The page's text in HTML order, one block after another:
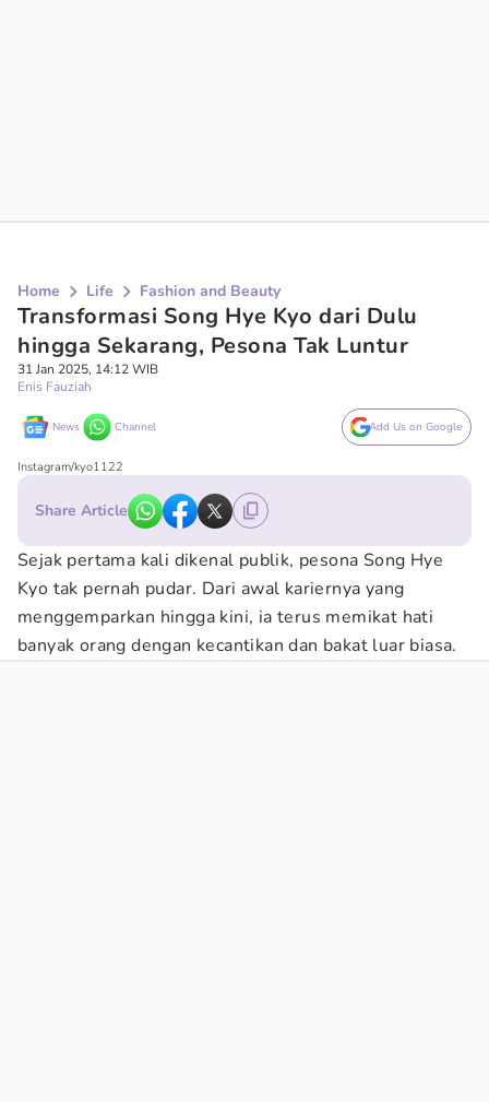
Home Life Fashion and Beauty
Transformasi Song Hye Kyo dari Dulu
hingga Sekarang, Pesona Tak Luntur
31 Jan 2025, 14:12 WIB
Enis Fauziah
News Channel Add Us on Google
Instagram/kyo1122
Share Article
Sejak pertama kali dikenal publik, pesona Song Hye
Kyo tak pernah pudar. Dari awal kariernya yang
menggemparkan hingga kini, ia terus memikat hati
banyak orang dengan kecantikan dan bakat luar biasa.